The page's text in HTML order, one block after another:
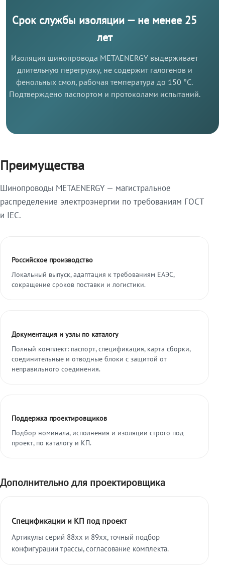
Срок службы изоляции — не менее 25
лет
Изоляция шинопровода METAENERGY выдерживает
длительную перегрузку, не содержит галогенов и
фенольных смол, рабочая температура до 150 °C.
Подтверждено паспортом и протоколами испытаний.
Преимущества
Шинопроводы METAENERGY — магистральное
распределение электроэнергии по требованиям ГОСТ
и IEC.
Российское производство
Локальный выпуск, адаптация к требованиям ЕАЭС,
сокращение сроков поставки и логистики.
Документация и узлы по каталогу
Полный комплект: паспорт, спецификация, карта сборки,
соединительные и отводные блоки с защитой от
неправильного соединения.
Поддержка проектировщиков
Подбор номинала, исполнения и изоляции строго под
проект, по каталогу и КП.
Дополнительно для проектировщика
Спецификации и КП под проект
Артикулы серий 88xx и 89xx, точный подбор
конфигурации трассы, согласование комплекта.